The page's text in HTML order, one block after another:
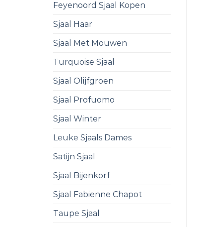
Feyenoord Sjaal Kopen
Sjaal Haar
Sjaal Met Mouwen
Turquoise Sjaal
Sjaal Olijfgroen
Sjaal Profuomo
Sjaal Winter
Leuke Sjaals Dames
Satijn Sjaal
Sjaal Bijenkorf
Sjaal Fabienne Chapot
Taupe Sjaal